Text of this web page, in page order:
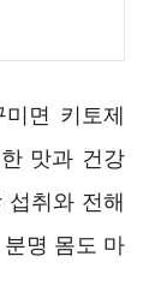
면 키토제
맛과 건강
섭취와 전해
명 몸도 마